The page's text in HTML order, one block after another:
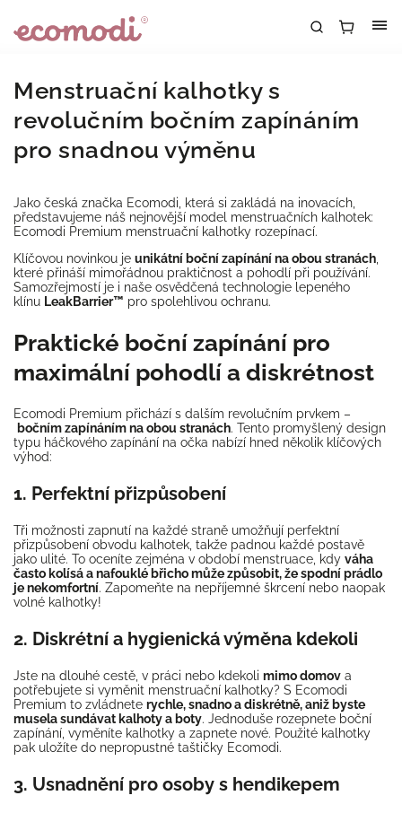
Menstruační kalhotky s
revolučním bočním zapínáním
pro snadnou výměnu
Jako česká značka Ecomodi, která si zakládá na inovacích,
představujeme náš nejnovější model menstruačních kalhotek:
Ecomodi Premium menstruační kalhotky rozepínací.
Klíčovou novinkou je unikátní boční zapínání na obou stranách
které přináší mimořádnou praktičnost a pohodlí při používání.
Samozřejmostí je i naše osvědčená technologie lepeného
klínu LeakBarrier™ pro spolehlivou ochranu.
Praktické boční zapínání pro
maximální pohodlí a diskrétnost
Ecomodi Premium přichází s dalším revolučním prvkem –
bočním zapínáním na obou stranách. Tento promyšlený design
typu háčkového zapínání na očka nabízí hned několik klíčových
výhod:
1. Perfektní přizpůsobení
Tři možnosti zapnutí na každé straně umožňují perfektní
přizpůsobení obvodu kalhotek, takže padnou každé postavě
jako ulité. To oceníte zejména v období menstruace, kdy váha
často kolísá a nafouklé břicho může způsobit, že spodní prádlo
je nekomfortní. Zapomeňte na nepříjemné škrcení nebo naopak
volné kalhotky!
2. Diskrétní a hygienická výměna kdekoli
Jste na dlouhé cestě, v práci nebo kdekoli mimo domov a
potřebujete si vyměnit menstruační kalhotky? S Ecomodi
Premium to zvládnete rychle, snadno a diskrétně, aniž byste
musela sundávat kalhoty a boty. Jednoduše rozepnete boční
zapínání, vyměníte kalhotky a zapnete nové. Použité kalhotky
pak uložíte do nepropustné taštičky Ecomodi.
3. Usnadnění pro osoby s hendikepem